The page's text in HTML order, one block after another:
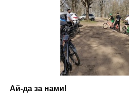
Ай-да за нами!